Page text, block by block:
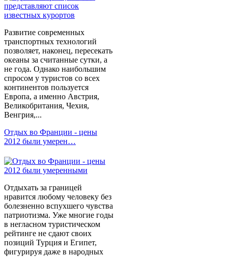
Развитие современных
транспортных технологий
позволяет, наконец, пересекать
океаны за считанные сутки, а
не года. Однако наибольшим
спросом у туристов со всех
континентов пользуется
Европа, а именно Австрия,
Великобритания, Чехия,
Венгрия,...
Отдых во Франции - цены
2012 были умерен…
Отдыхать за границей
нравится любому человеку без
болезненно вспухшего чувства
патриотизма. Уже многие годы
в негласном туристическом
рейтинге не сдают своих
позиций Турция и Египет,
фигурируя даже в народных